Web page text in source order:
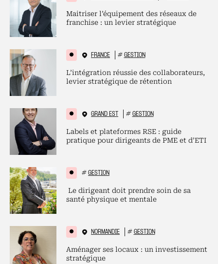
Maitriser l’équipement des réseaux de
franchise : un levier stratégique
FRANCE # GESTION
L’intégration réussie des collaborateurs,
levier stratégique de rétention
GRAND EST # GESTION
Labels et plateformes RSE : guide
pratique pour dirigeants de PME et d’ETI
# GESTION
Le dirigeant doit prendre soin de sa
santé physique et mentale
NORMANDIE # GESTION
Aménager ses locaux : un investissement
stratégique